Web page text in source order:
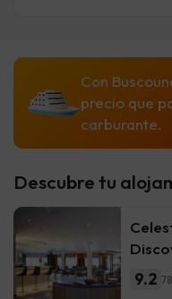
Con
precio que
carburante.
Descubre tu
9.2